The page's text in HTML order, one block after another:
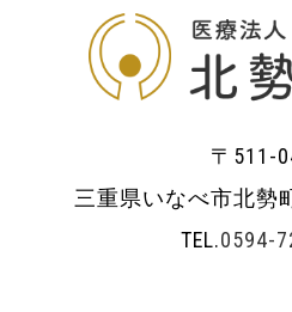
〒511-
三重県いなべ市北勢
TEL.0594-